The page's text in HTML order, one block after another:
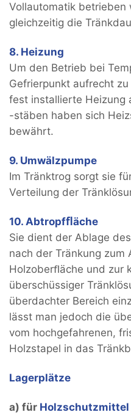
Vollautomatik
gleichzeitig die
8. Heizung
Um den Betrieb bei
Gefrierpunkt aufrecht
fest installierte Heizung
-stäben haben sich
bewährt.
9. Umwälzpumpe
Im Tränktrog sorgt sie
Verteilung der
10. Abtropfﬂäche
Sie dient der Ablage
nach der Tränkung zum
Holzoberﬂäche und zur
überschüssiger
überdachter Bereich
lässt man jedoch die
vom hochgefahrenen,
Holzstapel in das
Lagerplätze
a) für Holzschutzmittel